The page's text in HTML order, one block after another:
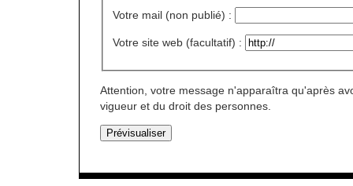
Votre mail (non publié) :
Votre site web (facultatif) :
Attention, votre message n'apparaîtra qu'après
vigueur et du droit des personnes.